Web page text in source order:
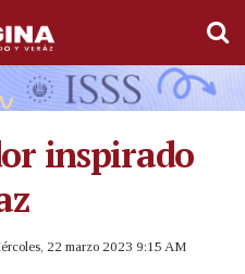
inspirado
22 marzo 2023 9:15 AM